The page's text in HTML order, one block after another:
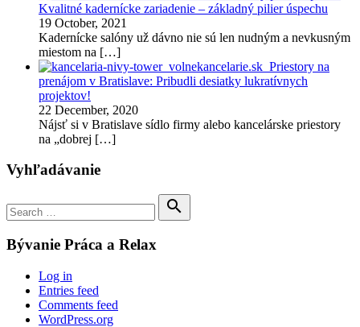
Kvalitné kadernícke zariadenie – základný pilier úspechu
19 October, 2021
Kadernícke salóny už dávno nie sú len nudným a nevkusným
miestom na […]
Priestory na
prenájom v Bratislave: Pribudli desiatky lukratívnych
projektov!
22 December, 2020
Nájsť si v Bratislave sídlo firmy alebo kancelárske priestory
na „dobrej […]
Vyhľadávanie
for:

Search
Bývanie Práca a Relax
Log in
Entries feed
Comments feed
WordPress.org